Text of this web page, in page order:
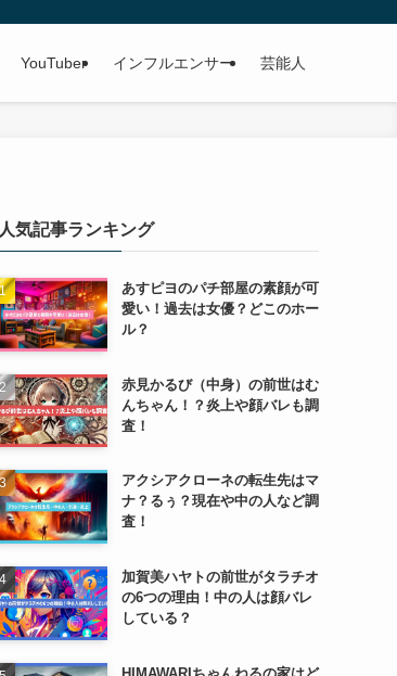
YouTuber インフルエンサー 芸能人
人気記事ランキング
あすピヨのパチ部屋の素顔が可
愛い！過去は女優？どこのホー
ル？
赤見かるび（中身）の前世はむ
んちゃん！？炎上や顔バレも調
査！
アクシアクローネの転生先はマ
ナ？るぅ？現在や中の人など調
査！
加賀美ハヤトの前世がタラチオ
の6つの理由！中の人は顔バレ
している？
HIMAWARIちゃんねるの家はど